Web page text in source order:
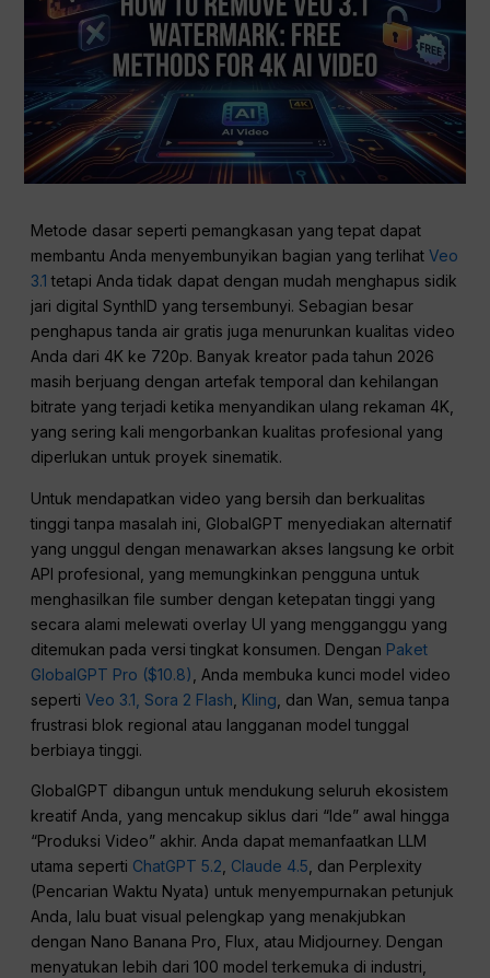
Metode dasar seperti pemangkasan yang tepat dapat
membantu Anda menyembunyikan bagian yang terlihatVeo
3.1 tetapi Anda tidak dapat dengan mudah menghapus sidik
jari digital SynthID yang tersembunyi. Sebagian besar
penghapus tanda air gratis juga menurunkan kualitas video
Anda dari 4K ke 720p. Banyak kreator pada tahun 2026
masih berjuang dengan artefak temporal dan kehilangan
bitrate yang terjadi ketika menyandikan ulang rekaman 4K,
yang sering kali mengorbankan kualitas profesional yang
diperlukan untuk proyek sinematik.
Untuk mendapatkan video yang bersih dan berkualitas
tinggi tanpa masalah ini, GlobalGPT menyediakan alternatif
yang unggul dengan menawarkan akses langsung ke orbit
API profesional, yang memungkinkan pengguna untuk
menghasilkan file sumber dengan ketepatan tinggi yang
secara alami melewati overlay UI yang mengganggu yang
ditemukan pada versi tingkat konsumen. Dengan Paket
GlobalGPT Pro ($10.8) , Anda membuka kunci model video
sepertiVeo 3.1,Sora 2 Flash Kling , dan Wan, semua tanpa
frustrasi blok regional atau langganan model tunggal
berbiaya tinggi.
GlobalGPT dibangun untuk mendukung seluruh ekosistem
kreatif Anda, yang mencakup siklus dari “Ide” awal hingga
“Produksi Video” akhir. Anda dapat memanfaatkan LLM
utama seperti ChatGPT 5.2 Claude 4.5 , dan Perplexity
(Pencarian Waktu Nyata) untuk menyempurnakan petunjuk
Anda, lalu buat visual pelengkap yang menakjubkan
dengan Nano Banana Pro, Flux, atau Midjourney. Dengan
menyatukan lebih dari 100 model terkemuka di industri,